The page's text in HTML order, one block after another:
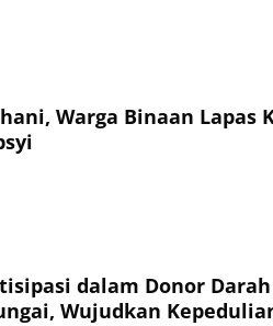
Warga Binaan Lapas
dalam Donor Darah
Wujudkan